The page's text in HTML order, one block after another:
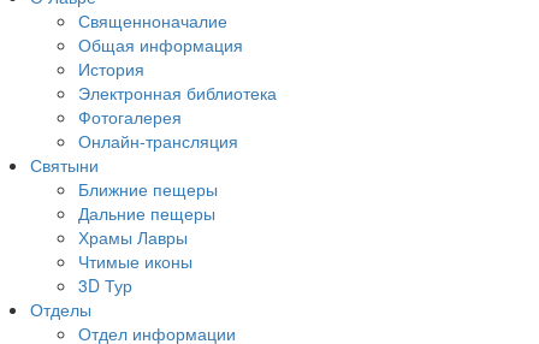
Священноначалие
Общая информация
История
Электронная библиотека
Фотогалерея
Онлайн-трансляция
Святыни
Ближние пещеры
Дальние пещеры
Храмы Лавры
Чтимые иконы
3D Тур
Отделы
Отдел информации